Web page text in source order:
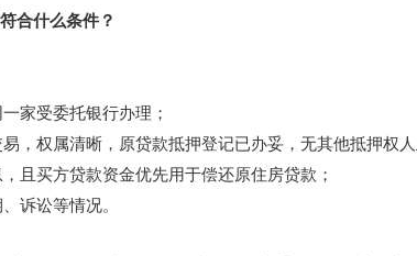
合什么条件？
家受委托银行办理；
权属清晰，原贷款抵押登记已办妥，无其他抵押权人
买方贷款资金优先用于偿还原住房贷款；
诉讼等情况。